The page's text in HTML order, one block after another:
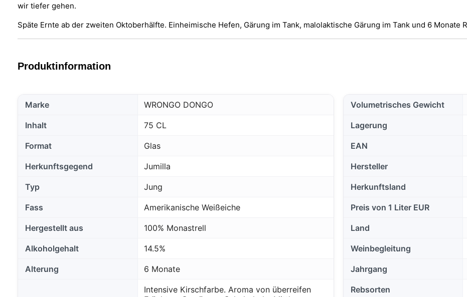
wir tiefer gehen.
Späte Ernte ab der zweiten Oktoberhälfte. Einheimische Hefen, Gärung im Tank, malolaktische Gärung im Tank und 6 Monate
Produktinformation
Marke WRONGO DONGO
Inhalt 75 CL
Format Glas
Herkunftsgegend Jumilla
Typ Jung
Fass Amerikanische Weißeiche
Hergestellt aus 100% Monastrell
Alkoholgehalt 14.5%
Alterung 6 Monate
Intensive Kirschfarbe. Aroma von überreifen
Volumetrisches Gewicht
Lagerung
EAN
Hersteller
Herkunftsland
Preis von 1 Liter EUR
Land
Weinbegleitung
Jahrgang
Rebsorten